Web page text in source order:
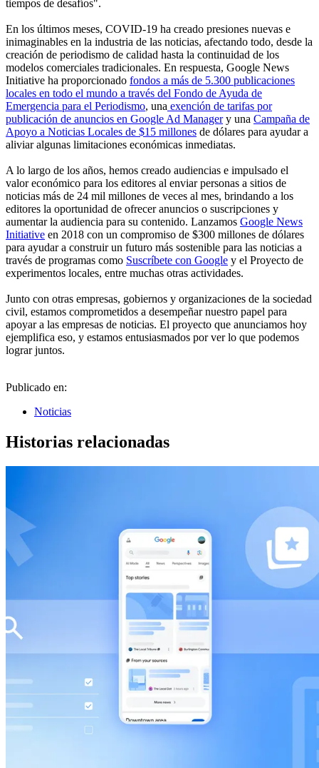
tiempos de desafíos".
En los últimos meses, COVID-19 ha creado presiones nuevas e
inimaginables en la industria de las noticias, afectando todo, desde la
creación de periodismo de calidad hasta la continuidad de los
modelos comerciales tradicionales. En respuesta, Google News
Initiative ha proporcionado fondos a más de 5.300 publicaciones
locales en todo el mundo a través del Fondo de Ayuda de
Emergencia para el Periodismo, una exención de tarifas por
publicación de anuncios en Google Ad Managery una Campaña de
Apoyo a Noticias Locales de $15 millones de dólares para ayudar a
aliviar algunas limitaciones económicas inmediatas.
A lo largo de los años, hemos creado audiencias e impulsado el
valor económico para los editores al enviar personas a sitios de
noticias más de 24 mil millones de veces al mes, brindando a los
editores la oportunidad de ofrecer anuncios o suscripciones y
aumentar la audiencia para su contenido. Lanzamos Google News
Initiative en 2018 con un compromiso de $300 millones de dólares
para ayudar a construir un futuro más sostenible para las noticias a
través de programas como Suscríbete con Google y el Proyecto de
experimentos locales, entre muchas otras actividades.
Junto con otras empresas, gobiernos y organizaciones de la sociedad
civil, estamos comprometidos a desempeñar nuestro papel para
apoyar a las empresas de noticias. El proyecto que anunciamos hoy
ejemplifica eso, y estamos entusiasmados por ver lo que podemos
lograr juntos.
Publicado en:
Noticias
Historias relacionadas